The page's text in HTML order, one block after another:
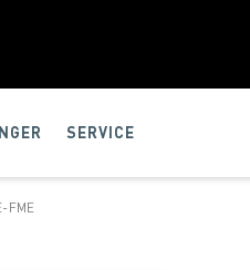
SERVICE
FME